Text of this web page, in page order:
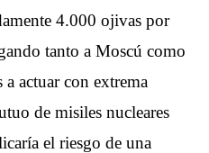
4.000 ojivas por
tanto a Moscú como
actuar con extrema
de misiles nucleares
el riesgo de una